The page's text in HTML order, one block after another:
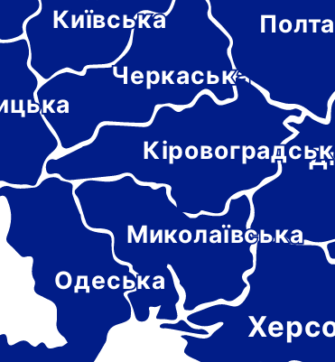
Черкаська
Київська
Миколаївська
Одеська